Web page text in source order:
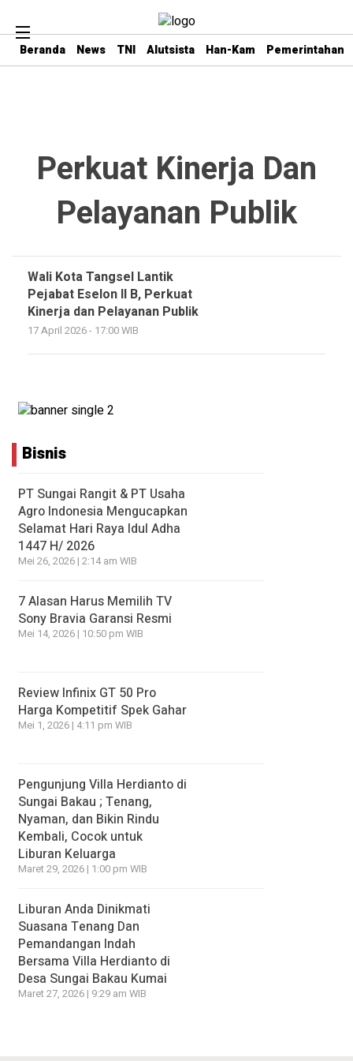
Beranda News TNI Alutsista Han-Kam Pemerintahan
Perkuat Kinerja Dan
Pelayanan Publik
Wali Kota Tangsel Lantik
Pejabat Eselon II B, Perkuat
Kinerja dan Pelayanan Publik
17 April 2026 - 17:00 WIB
Bisnis
PT Sungai Rangit & PT Usaha
Agro Indonesia Mengucapkan
Selamat Hari Raya Idul Adha
1447 H/ 2026
Mei 26, 2026 | 2:14 am WIB
7 Alasan Harus Memilih TV
Sony Bravia Garansi Resmi
Mei 14, 2026 | 10:50 pm WIB
Review Infinix GT 50 Pro
Harga Kompetitif Spek Gahar
Mei 1, 2026 | 4:11 pm WIB
Pengunjung Villa Herdianto di
Sungai Bakau ; Tenang,
Nyaman, dan Bikin Rindu
Kembali, Cocok untuk
Liburan Keluarga
Maret 29, 2026 | 1:00 pm WIB
Liburan Anda Dinikmati
Suasana Tenang Dan
Pemandangan Indah
Bersama Villa Herdianto di
Desa Sungai Bakau Kumai
Maret 27, 2026 | 9:29 am WIB